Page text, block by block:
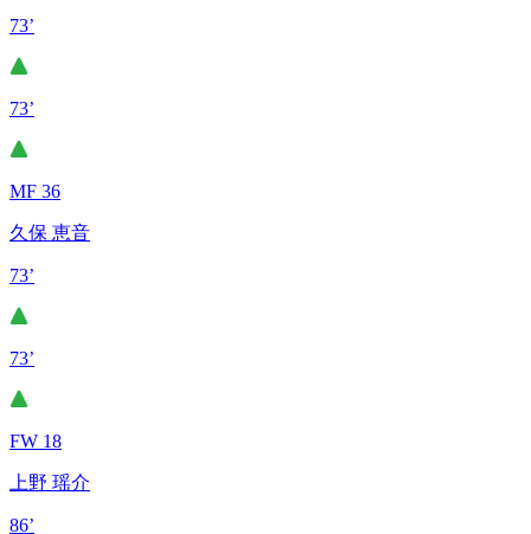
73’
73’
MF 36
久保 恵音
73’
73’
FW 18
上野 瑶介
86’